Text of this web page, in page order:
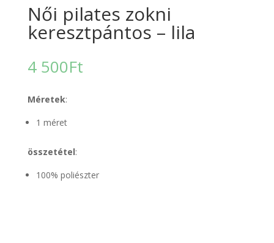
Női pilates zokni
keresztpántos – lila
4 500Ft
Méretek:
1 méret
összetétel:
100% poliészter